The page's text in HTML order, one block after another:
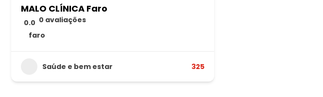
MALO CLÍNICA Faro
0.0 0 avaliações
faro
Saúde e bem estar 325